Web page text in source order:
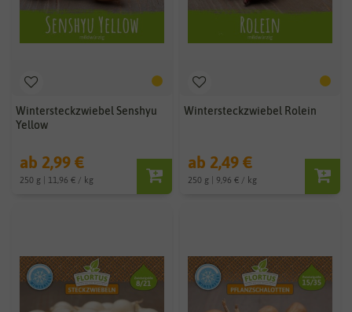
Wintersteckzwiebel Senshyu
Yellow
ab 2,99 €
250 g | 11,96 € / kg
Wintersteckzwiebel Rolein
ab 2,49 €
250 g | 9,96 € / kg